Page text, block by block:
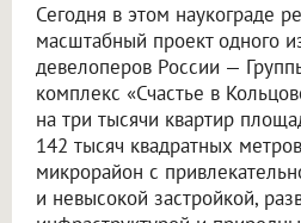
Сегодня в этом наукограде
масштабный проект одного
девелоперов России —
комплекс «Счастье в
на три тысячи квартир
142 тысяч квадратных
микрорайон с
и невысокой застройкой,